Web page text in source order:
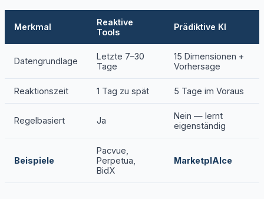
Merkmal
Reaktive
Tools
Prädiktive KI
Datengrundlage
Letzte 7–30
Tage
15 Dimensionen +
Vorhersage
Reaktionszeit 1 Tag zu spät 5 Tage im Voraus
Regelbasiert Ja
Nein — lernt
eigenständig
Beispiele
Pacvue,
Perpetua,
BidX
MarketplAIce